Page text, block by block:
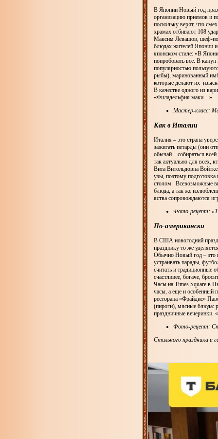
В Японии Новый год
организацию приемов и
поскольку верят, что
храмах отбивают 108
Максим Левашов, шеф-
блюдах жителей Японии
японском стиле: «В
попробовать все. В
популярностью
рыбы), маринованный
которые делают их
В качестве одного из
«Филадельфия маки…»
Мастер-класс:
Как в Италии
Италия – это страна
зажигать петарды (они
обычай – собираться
так актуально для всех,
Вита Витольдовна
узы, поэтому
столом. Всевозможные
блюда, а так же
яства сопровождаются
Фото-рецепт:
По-американски
В США новогодний
празднику то же
Обычно Новый год – это
устраивать парады,
считать и
счастливее, богаче,
Часы на Times Square в
часы, а еще и особенный
ресторана «Фрайдис»
(пироги), мясные блюда:
праздничные вечеринки.
Фото-рецепт:
Стильного праздника